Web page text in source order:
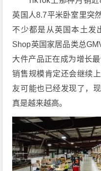
英国人8.7平米卧室里突
不少都是从英国本土发
Shop英国家居品类总
大件产品正在成为增长
销售规模肯定还会继续
友可能也已经发现了，
真是越来越高。